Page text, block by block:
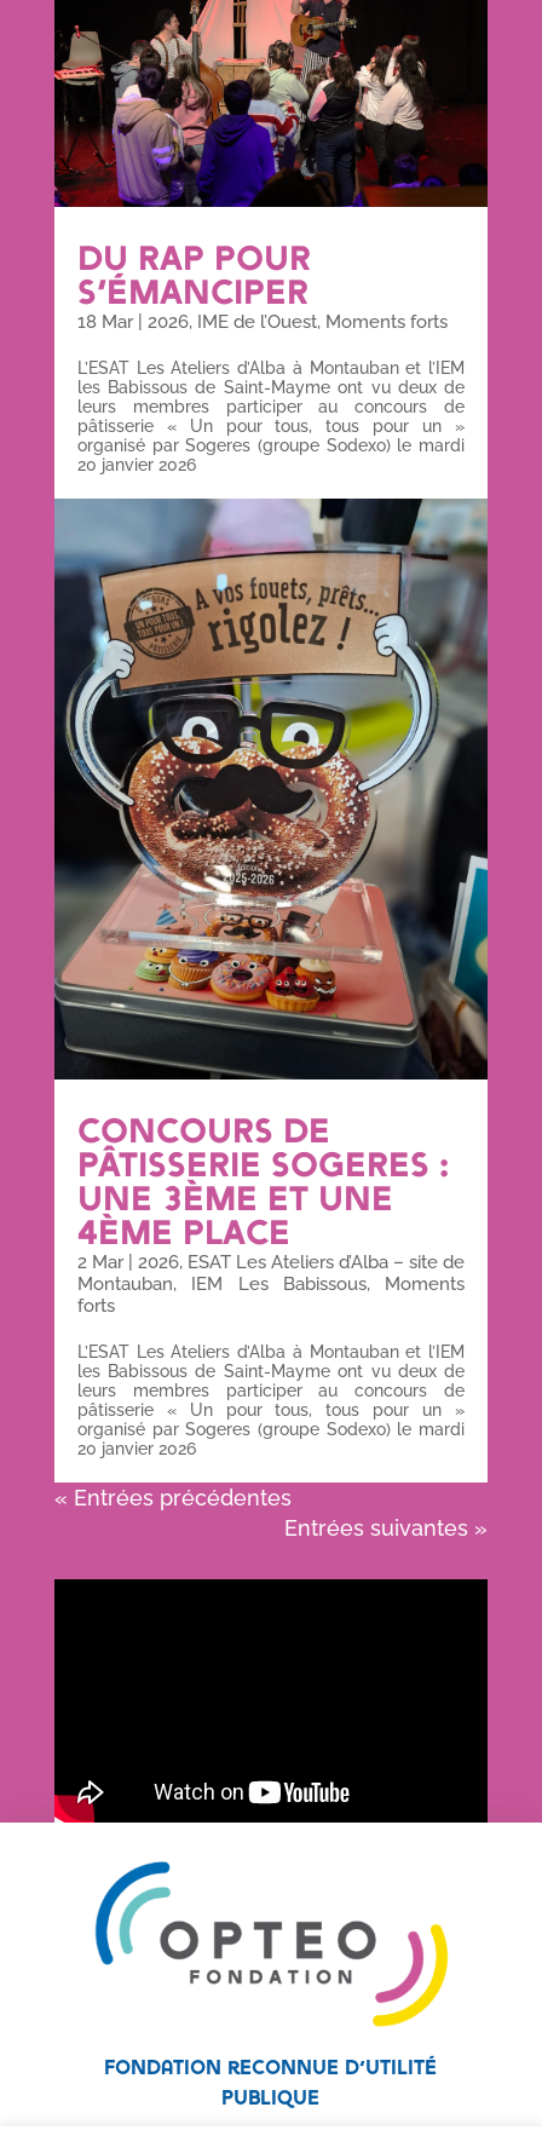
DU RAP POUR
S’ÉMANCIPER
18 Mar| 2026, IME de l’Ouest, Moments forts
L’ESAT Les Ateliers d’Alba à Montauban et l’IEM
les Babissous de Saint-Mayme ont vu deux de
leurs membres participer au concours de
pâtisserie « Un pour tous, tous pour un »
organisé par Sogeres (groupe Sodexo) le mardi
20 janvier 2026
CONCOURS DE
PÂTISSERIE SOGERES :
UNE 3ÈME ET UNE
4ÈME PLACE
2 Mar| 2026, ESAT Les Ateliers d’Alba – site de
Montauban, IEM Les Babissous, Moments
forts
L’ESAT Les Ateliers d’Alba à Montauban et l’IEM
les Babissous de Saint-Mayme ont vu deux de
leurs membres participer au concours de
pâtisserie « Un pour tous, tous pour un »
organisé par Sogeres (groupe Sodexo) le mardi
20 janvier 2026
« Entrées précédentes
Entrées suivantes »
Fondation reconnue d’utilité
publique